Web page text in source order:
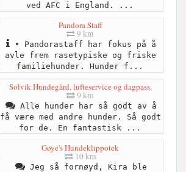
ved AFC i England. ...
Pandora Staff
9 km
• Pandorastaff har fokus på å
avle frem rasetypiske og friske
familiehunder. Hunder f...
Solvik Hundegård, lufteservice og dagpass.
9 km
Alle hunder har så godt av å
få være med andre hunder. Så godt
for de. En fantastisk ...
Gøye's Hundeklippotek
10 km
Jeg så fornøyd, Kira ble